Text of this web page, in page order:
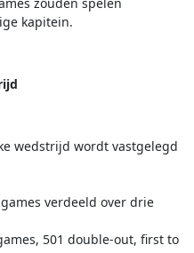
kapitein.
wedstrijd wordt vastgelegd
verdeeld over drie
501 double-out, first to